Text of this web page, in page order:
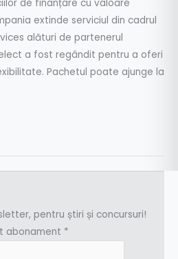
de finanțare cu valoare
extinde serviciul din cadrul
alături de partenerul
a fost regândit pentru a oferi
Pachetul poate ajunge la
pentru știri și concursuri!
abonament *